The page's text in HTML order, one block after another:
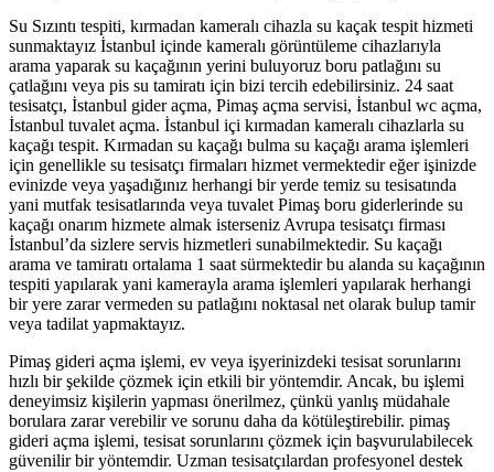
Su Sızıntı tespiti, kırmadan kameralı cihazla su kaçak tespit hizmeti
sunmaktayız İstanbul içinde kameralı görüntüleme cihazlarıyla
arama yaparak su kaçağının yerini buluyoruz boru patlağını su
çatlağını veya pis su tamiratı için bizi tercih edebilirsiniz. 24 saat
tesisatçı, İstanbul gider açma, Pimaş açma servisi, İstanbul wc açma,
İstanbul tuvalet açma. İstanbul içi kırmadan kameralı cihazlarla su
kaçağı tespit. Kırmadan su kaçağı bulma su kaçağı arama işlemleri
için genellikle su tesisatçı firmaları hizmet vermektedir eğer işinizde
evinizde veya yaşadığınız herhangi bir yerde temiz su tesisatında
yani mutfak tesisatlarında veya tuvalet Pimaş boru giderlerinde su
kaçağı onarım hizmete almak isterseniz Avrupa tesisatçı firması
İstanbul’da sizlere servis hizmetleri sunabilmektedir. Su kaçağı
arama ve tamiratı ortalama 1 saat sürmektedir bu alanda su kaçağının
tespiti yapılarak yani kamerayla arama işlemleri yapılarak herhangi
bir yere zarar vermeden su patlağını noktasal net olarak bulup tamir
veya tadilat yapmaktayız.
Pimaş gideri açma işlemi, ev veya işyerinizdeki tesisat sorunlarını
hızlı bir şekilde çözmek için etkili bir yöntemdir. Ancak, bu işlemi
deneyimsiz kişilerin yapması önerilmez, çünkü yanlış müdahale
borulara zarar verebilir ve sorunu daha da kötüleştirebilir. pimaş
gideri açma işlemi, tesisat sorunlarını çözmek için başvurulabilecek
güvenilir bir yöntemdir. Uzman tesisatçılardan profesyonel destek